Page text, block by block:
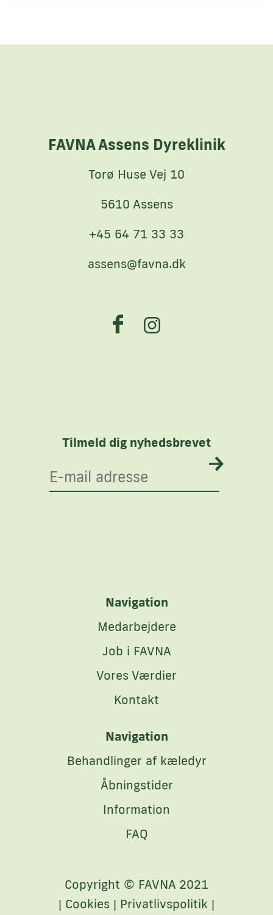
FAVNA Assens Dyreklinik
Torø Huse Vej 10
5610 Assens
+45 64 71 33 33
assens@favna.dk
Tilmeld dig nyhedsbrevet
Navigation
Medarbejdere
Job i FAVNA
Vores Værdier
Kontakt
Navigation
Behandlinger af kæledyr
Åbningstider
Information
FAQ
Copyright © FAVNA 2021
| Cookies | Privatlivspolitik |